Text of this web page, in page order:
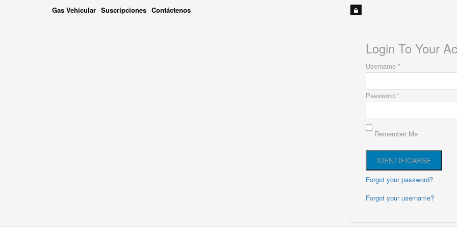
Gas Vehicular Suscripciones Contáctenos
Login To Your
Username *
Password *
Remember Me
Forgot your password?
Forgot your username?